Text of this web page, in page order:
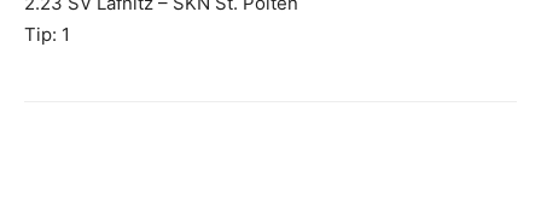
Tip: 1